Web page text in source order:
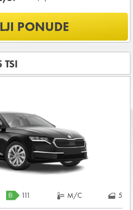
od štete (CDW) i krađe
25 - 80
KARTICI u iznosu od
najma
USLOVI NAJMA
PONUDE
111 M/C 5